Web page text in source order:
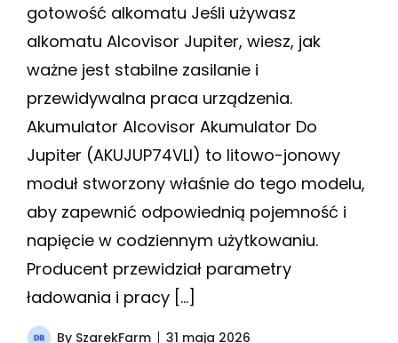
gotowość alkomatu Jeśli używasz
alkomatu Alcovisor Jupiter, wiesz, jak
ważne jest stabilne zasilanie i
przewidywalna praca urządzenia.
Akumulator Alcovisor Akumulator Do
Jupiter (AKUJUP74VLI) to litowo-jonowy
moduł stworzony właśnie do tego modelu,
aby zapewnić odpowiednią pojemność i
napięcie w codziennym użytkowaniu.
Producent przewidział parametry
ładowania i pracy […]
By SzarekFarm 31 maja 2026